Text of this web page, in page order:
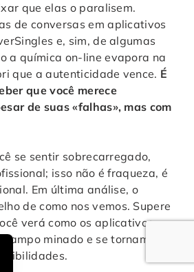
que elas o paralisem.
de conversas em aplicativos
e, sim, de algumas
a química on-line evapora na
que a autenticidade vence. É
que você merece
de suas «falhas», mas com
se sentir sobrecarregado,
isso não é fraqueza, é
Em última análise, o
de como nos vemos. Supere
verá como os aplicativos
minado e se tornam um